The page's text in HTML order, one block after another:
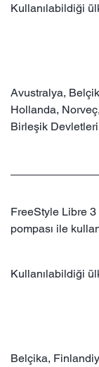
Kullanılabildiği
Avustralya,
Hollanda,
Birleşik
FreeStyle Libre
pompası ile
Kullanılabildiği
Belçika,